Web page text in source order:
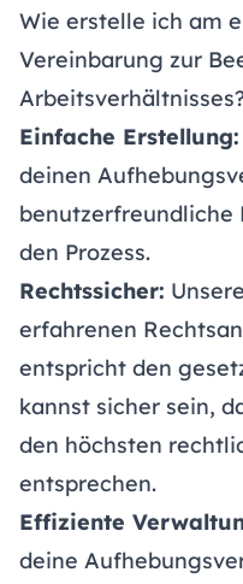
Wie erstelle ich am
Vereinbarung zur
Einfache Erstellung:
deinen
den Prozess.
Rechtssicher:
erfahrenen
entspricht den
kannst sicher sein,
den höchsten
entsprechen.
Effiziente
deine